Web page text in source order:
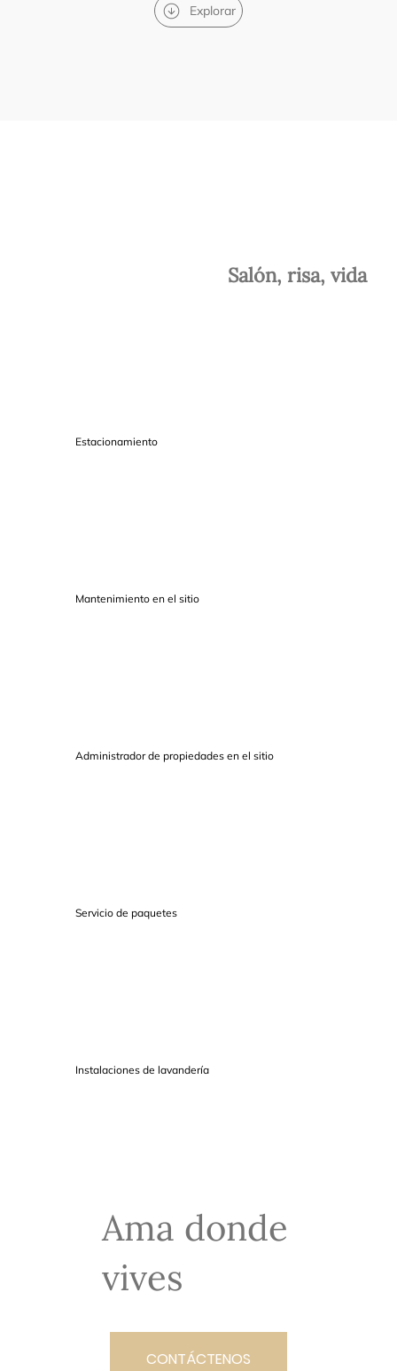
Salón, risa, vida​
Estacionamiento
Mantenimiento en el sitio
Servicio de paquetes
Instalaciones de lavandería
Administrador de propiedades en el sitio
Explorar
CONTÁCTENOS
Ama donde
vives